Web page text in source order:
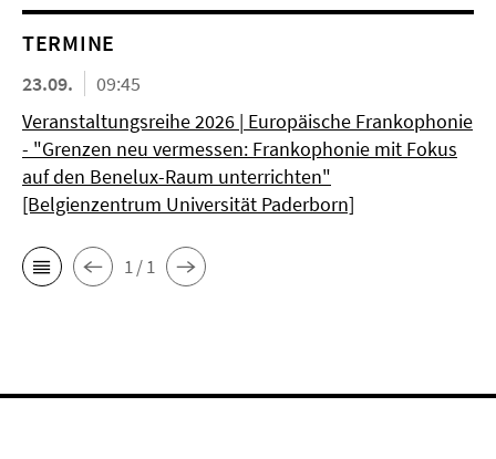
TERMINE
23.09.
09:45
Veranstaltungsreihe 2026 | Europäische Frankophonie
- "Grenzen neu vermessen: Frankophonie mit Fokus
auf den Benelux-Raum unterrichten"
[Belgienzentrum Universität Paderborn]
1 / 1